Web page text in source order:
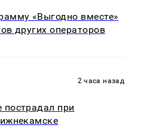
«Выгодно вместе»
других операторов
2 часа назад
пострадал при